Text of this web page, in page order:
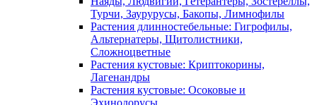
Турчи, Заурурусы, Бакопы, Лимнофилы
Растения длинностебельные: Гигрофилы,
Альтернатеры, Щитолистники,
Сложноцветные
Растения кустовые: Криптокорины,
Лагенандры
Растения кустовые: Осоковые и
Эхинодорусы